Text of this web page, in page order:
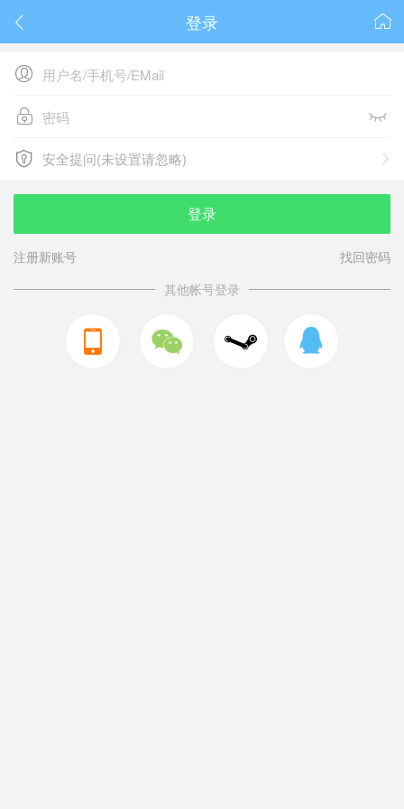
 
登录

 
 
安全提问(未设置请忽略)
安全提问(未设置请忽略)
登录
注册新账号
找回密码
其他帐号登录
  